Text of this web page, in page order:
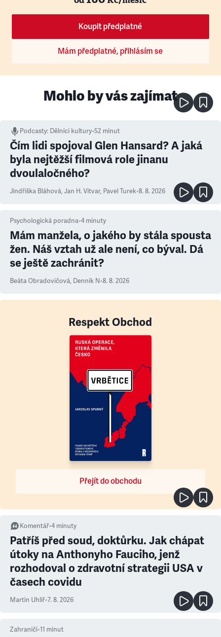
Koupit předplatné
Mám předplatné, přihlásím se
Mohlo by vás zajímat
Podcasty: Dělníci kultury•52 minut
Čím lidi spojoval Glen Hansard? A jaká
byla nejtěžší filmová role jinanu
dvoulaločného?
Jindřiška Bláhová, Jan H. Vitvar, Pavel Turek•8. 8. 2026
Psychologická poradna•4 minuty
Mám manžela, o jakého by stála spousta
žen. Náš vztah už ale není, co býval. Dá
se ještě zachránit?
Beáta Obradovičová, Denník N•8. 8. 2026
Respekt Obchod
Přejít do obchodu
Komentář•4 minuty
Patříš před soud, doktůrku. Jak chápat
útoky na Anthonyho Fauciho, jenž
rozhodoval o zdravotní strategii USA v
časech covidu
Martin Uhlíř•7. 8. 2026
Zahraničí•11 minut